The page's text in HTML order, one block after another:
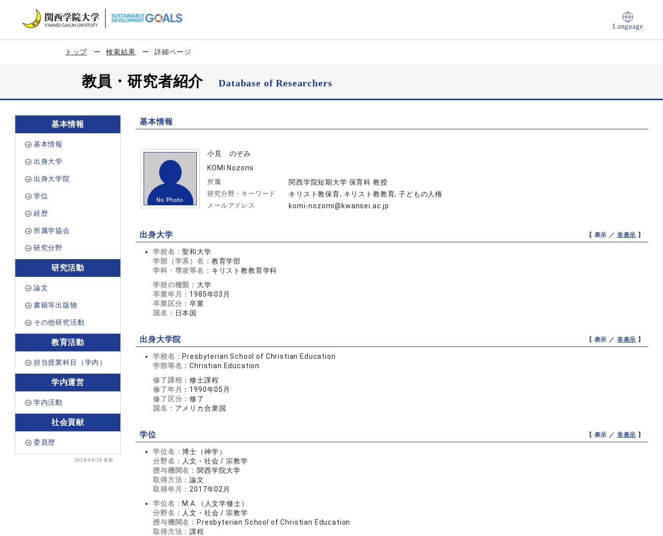
Language
トップ 検索結果 詳細ページ
教員・研究者紹介Database of Researchers
基本情報
基本情報
出身大学
出身大学院
学位
経歴
所属学協会
研究分野
研究活動
論文
書籍等出版物
その他研究活動
教育活動
担当授業科目（学内）
学内運営
学内活動
社会貢献
委員歴
2026/04/20 更新
基本情報
小見 のぞみ
KOMI Nozomi
所属 関西学院短期大学 保育科 教授
研究分野・キーワード キリスト教保育, キリスト教教育, 子どもの人権
メールアドレス komi-nozomi@kwansei.ac.jp
出身大学 【 表示 ／ 非表示 】
学校名：聖和大学
学部（学系）名： 教育学部
学科・専攻等名： キリスト教教育学科
学校の種類： 大学
卒業年月： 1985年03月
卒業区分：卒業
国名： 日本国
出身大学院 【 表示 ／ 非表示 】
学校名： Presbyterian School of Christian Education
学部等名：Christian Education
修了課程：修士課程
修了年月： 1990年05月
修了区分：修了
国名： アメリカ合衆国
学位 【 表示 ／ 非表示 】
学位名：博士（神学）
分野名： 人文・社会 / 宗教学
授与機関名： 関西学院大学
取得方法：論文
取得年月： 2017年02月
学位名： M.A.（人文学修士）
分野名： 人文・社会 / 宗教学
授与機関名： Presbyterian School of Christian Education
取得方法：課程